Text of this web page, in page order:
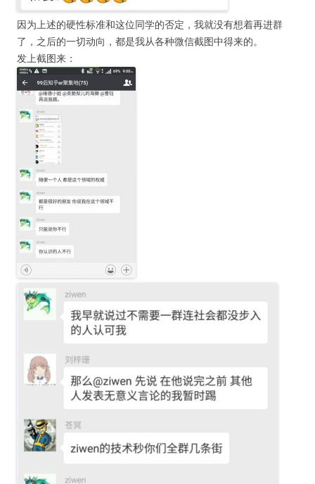
因为上述的硬性标准和这位同学的否定，我就没有想着再进群
了，之后的一切动向，都是我从各种微信截图中得来的。
发上截图来：